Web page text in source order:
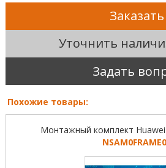
Заказать
Уточнить
Задать
Похожие товары:
Монтажный комплект